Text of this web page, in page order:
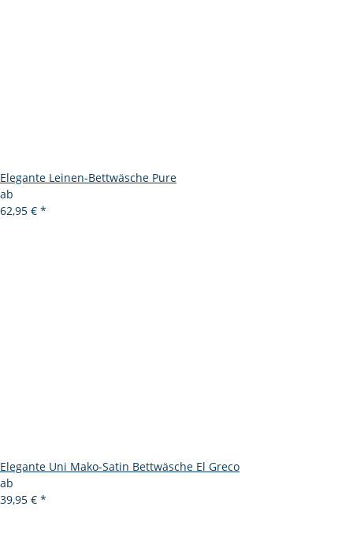
Elegante Leinen-Bettwäsche Pure
ab
62,95 € *
Elegante Uni Mako-Satin Bettwäsche El Greco
ab
39,95 € *